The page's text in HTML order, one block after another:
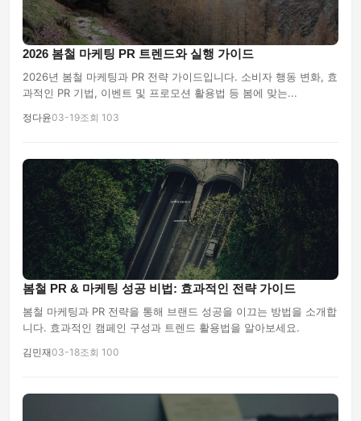
2026 봄철 마케팅 PR 트렌드와 실행 가이드
2026년 봄철 마케팅과 PR 전략 가이드입니다. 소비자 행동 변화, 효
과적인 PR 기법, 이벤트 및 프로모션 활용법 등 봄에 맞는...
정다윤03-19조회 103
봄철 PR & 마케팅 성공 비법: 효과적인 전략 가이드
봄철 마케팅과 PR 전략을 통해 브랜드 성공을 이끄는 방법을 소개합
니다. 효과적인 캠페인 구성과 트렌드 활용법을 알아보세요.
김민재03-18조회 100